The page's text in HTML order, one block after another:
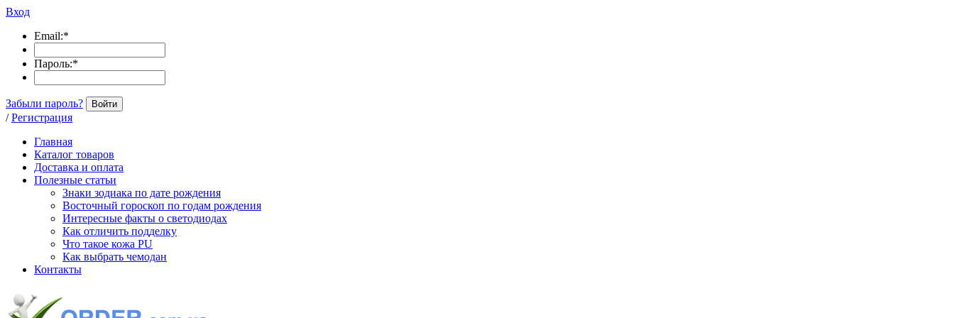
Вход
Email:*
Пароль:*
Забыли пароль? Войти
/ Регистрация
Главная
Каталог товаров
Доставка и оплата
Полезные статьи
Знаки зодиака по дате рождения
Восточный гороскоп по годам рождения
Интересные факты о светодиодах
Как отличить подделку
Что такое кожа PU
Как выбрать чемодан
Контакты